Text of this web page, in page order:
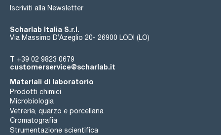
buona compatibilità termica. Si usano per la filtrazione
generale di campioni biologici, solventi, acqua deionizzata e
Iscriviti alla Newsletter
Scharlab Italia S.r.l.
Via Massimo D’Azeglio 20- 26900 LODI (LO)
T +39 02 9823 0679
customerservice@scharlab.it
Materiali di laboratorio
Prodotti chimici
Microbiologia
Vetreria, quarzo e porcellana
Cromatografia
Strumentazione scientifica